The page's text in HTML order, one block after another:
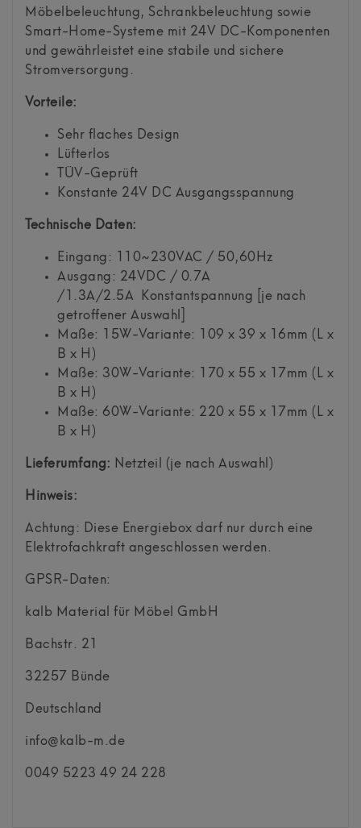
Möbelbeleuchtung, Schrankbeleuchtung sowie
Smart-Home-Systeme mit 24V DC-Komponenten
und gewährleistet eine stabile und sichere
Stromversorgung.
Vorteile:
Sehr flaches Design
Lüfterlos
TÜV-Geprüft
Konstante 24V DC Ausgangsspannung
Technische Daten:
Eingang: 110~230VAC / 50,60Hz
Ausgang: 24VDC / 0.7A
/1.3A/2.5A Konstantspannung [je nach
getroffener Auswahl]
Maße: 15W-Variante: 109 x 39 x 16mm (L x
B x H)
Maße: 30W-Variante: 170 x 55 x 17mm (L x
B x H)
Maße: 60W-Variante: 220 x 55 x 17mm (L x
B x H)
Lieferumfang: Netzteil (je nach Auswahl)
Hinweis:
Achtung: Diese Energiebox darf nur durch eine
Elektrofachkraft angeschlossen werden.
GPSR-Daten:
kalb Material für Möbel GmbH
Bachstr. 21
32257 Bünde
Deutschland
info@kalb-m.de
0049 5223 49 24 228